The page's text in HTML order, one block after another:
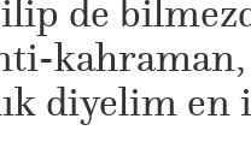
de
diyelim en